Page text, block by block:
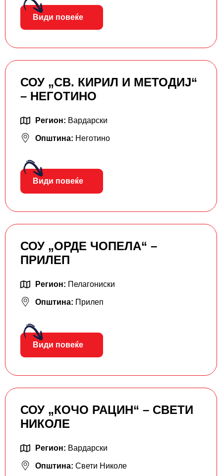
Види повеќе
СОУ „СВ. КИРИЛ И МЕТОДИЈ“
– НЕГОТИНО
Регион: Вардарски
Општина: Неготино
Види повеќе
СОУ „ОРДЕ ЧОПЕЛА“ –
ПРИЛЕП
Регион: Пелагониски
Општина: Прилеп
Види повеќе
СОУ „КОЧО РАЦИН“ – СВЕТИ
НИКОЛЕ
Регион: Вардарски
Општина: Свети Николе